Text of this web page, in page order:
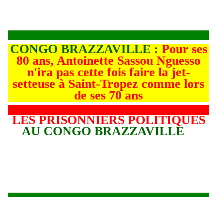
CONGO BRAZZAVILLE : Pour ses
80 ans, Antoinette Sassou Nguesso
n'ira pas cette fois faire la jet-
setteuse à Saint-Tropez comme lors
de ses 70 ans
LES PRISONNIERS POLITIQUES
AU CONGO BRAZZAVILLE